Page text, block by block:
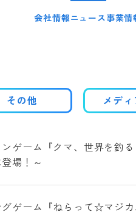
会社情報ニュース事業情
その他 メデ
ゲーム『クマ、世界を釣
場！～
ゲーム『ねらって☆マジ